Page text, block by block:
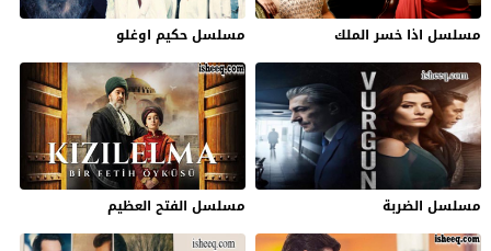
مسلسل اذا خسر الملك مسلسل حكيم اوغلو
مسلسل الضربة مسلسل الفتح العظيم